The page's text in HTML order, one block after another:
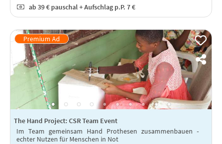
ab39 € pauschal + Aufschlag p.P. 7 €
The Hand Project: CSR Team Event
Im Team gemeinsam Hand Prothesen zusammenbauen -
echter Nutzen für Menschen in Not